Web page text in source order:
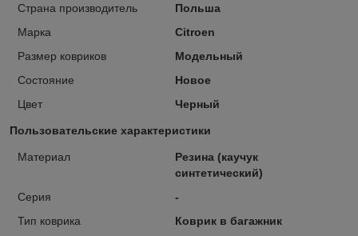
Страна производитель
Польша
Марка
Citroen
Размер ковриков
Модельный
Состояние
Новое
Цвет
Черный
Пользовательские характеристики
Материал
Резина (каучук
синтетический)
Серия
-
Тип коврика
Коврик в багажник